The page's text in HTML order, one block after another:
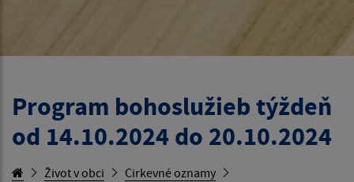
Program bohoslužieb týždeň
od 14.10.2024 do 20.10.2024
Život v obci
Cirkevné oznamy